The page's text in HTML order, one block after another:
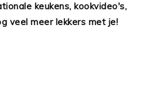
keukens, kookvideo's,
veel meer lekkers met je!